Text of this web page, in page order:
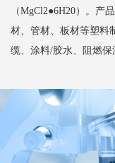
（MgCl2●6H20）。产
材、管材、板材等塑料
缆、涂料/胶水、阻燃保